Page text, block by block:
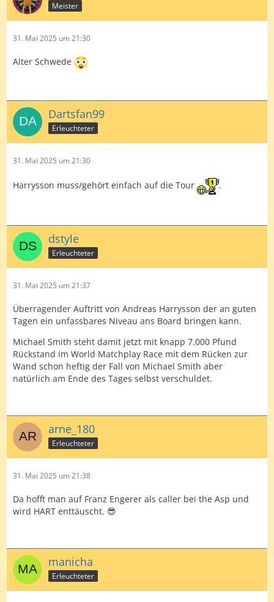
Meister
31. Mai 2025 um 21:30
Alter Schwede
Dartsfan99
Erleuchteter
31. Mai 2025 um 21:30
Harrysson muss/gehört einfach auf die Tour .
dstyle
Erleuchteter
31. Mai 2025 um 21:37
Überragender Auftritt von Andreas Harrysson der an guten
Tagen ein unfassbares Niveau ans Board bringen kann.
Michael Smith steht damit jetzt mit knapp 7.000 Pfund
Rückstand im World Matchplay Race mit dem Rücken zur
Wand schon heftig der Fall von Michael Smith aber
natürlich am Ende des Tages selbst verschuldet.
arne_180
Erleuchteter
31. Mai 2025 um 21:38
Da hofft man auf Franz Engerer als caller bei the Asp und
wird HART enttäuscht. 😎
manicha
Erleuchteter